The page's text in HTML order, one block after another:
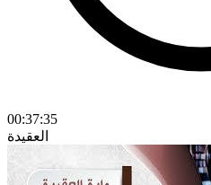
00:37:35
العقيدة